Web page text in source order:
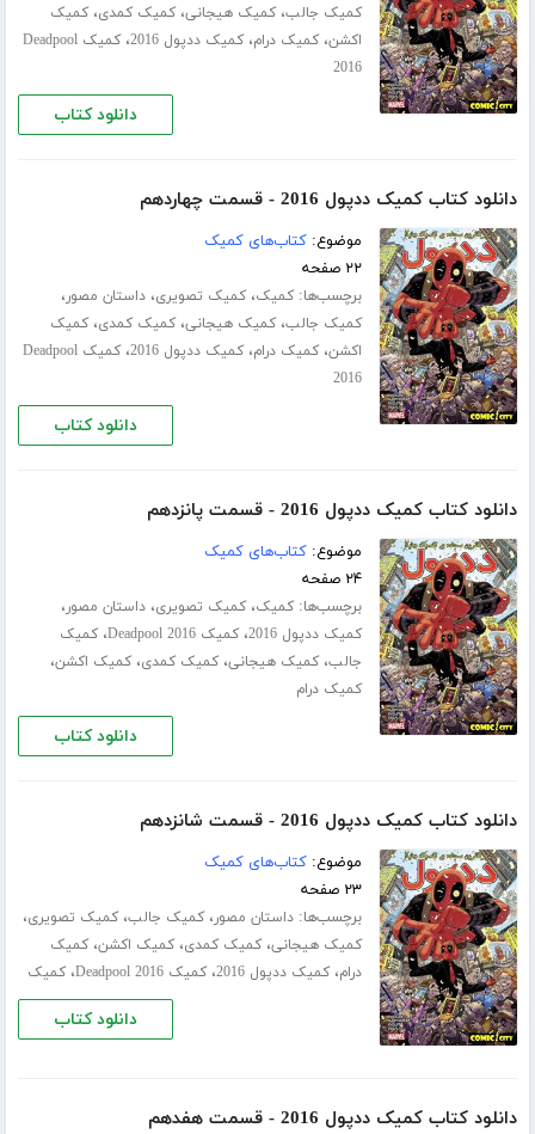
کمیک جالب،کمیک هیجانی،کمیک کمدی،کمیک
اکشن،کمیک درام،کمیک ددپول 2016 ،
کمیک Deadpool
2016
دانلود کتاب
دانلود کتاب کمیک ددپول 2016 - قسمت چهاردهم
موضوع:کتاب‌های کمیک
۲۲ صفحه
برچسب‌ها:کمیک،کمیک تصویری،داستان مصور،
کمیک جالب،کمیک هیجانی،کمیک کمدی،کمیک
اکشن،کمیک درام،کمیک ددپول 2016 ،
کمیک Deadpool
2016
دانلود کتاب
دانلود کتاب کمیک ددپول 2016 - قسمت پانزدهم
موضوع:کتاب‌های کمیک
۲۴ صفحه
برچسب‌ها:کمیک،کمیک تصویری،داستان مصور،
کمیک ددپول 2016 ،کمیک Deadpool 2016 ،کمیک
جالب،کمیک هیجانی،کمیک کمدی،کمیک اکشن،
کمیک درام
دانلود کتاب
دانلود کتاب کمیک ددپول 2016 - قسمت شانزدهم
موضوع:کتاب‌های کمیک
۲۳ صفحه
برچسب‌ها:داستان مصور،کمیک جالب،کمیک تصویری،
کمیک هیجانی،کمیک کمدی،کمیک اکشن،کمیک
درام،کمیک ددپول 2016 ،کمیک Deadpool 2016 ،کمیک
دانلود کتاب
دانلود کتاب کمیک ددپول 2016 - قسمت هفدهم